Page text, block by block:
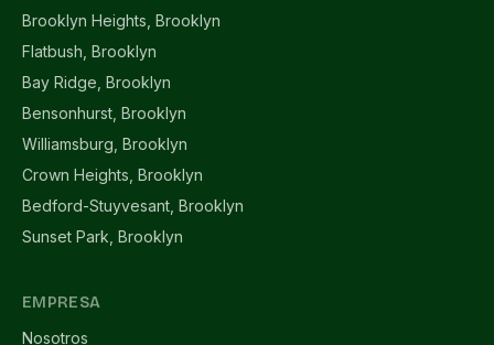
Brooklyn Heights, Brooklyn
Flatbush, Brooklyn
Bay Ridge, Brooklyn
Bensonhurst, Brooklyn
Williamsburg, Brooklyn
Crown Heights, Brooklyn
Bedford-Stuyvesant, Brooklyn
Sunset Park, Brooklyn
EMPRESA
Nosotros